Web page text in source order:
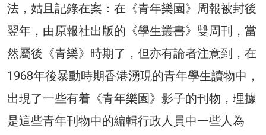
法，姑且記錄在案：在《青年樂園》周報被封後
翌年，由原報社出版的《學生叢書》雙周刊，當
然屬後《青樂》時期了，但亦有論者注意到，在
1968年後暴動時期香港湧現的青年學生讀物中，
出現了一些有着《青年樂園》影子的刊物，理據
是這些青年刊物中的編輯行政人員中一些人為